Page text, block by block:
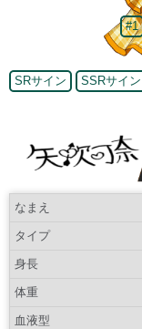
#1
SRサイン SSRサイン
なまえ
タイプ
身長
体重
血液型